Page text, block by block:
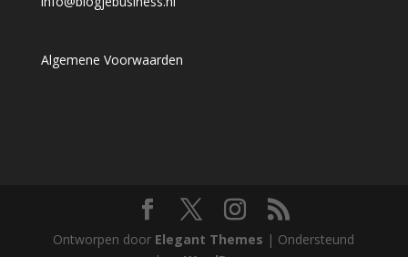
Algemene Voorwaarden
Ontworpen door Elegant Themes | Ondersteund